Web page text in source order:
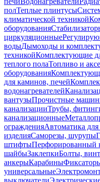
полТеплые плинтусы
климатической техникой
оборудования
циркуляционные
водыДымоходы и
техникойКомплектующие
теплого полаТопливо и
оборудования
для каминов, печей
водонагревателей
вантузыПрочистные
канализацииТрубы,
канализационные
огражденияАвтоматика для
изделияСаморезы, шурупы
штифтыПерфорированный
шайбыЗаклепкиБолты,
анкерыКарабины
универсальные
выключатели